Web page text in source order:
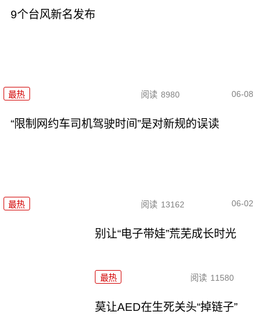
9个台风新名发布
最热 阅读 8980 06-08
“限制网约车司机驾驶时间”是对新规的误读
最热 阅读 13162 06-02
别让“电子带娃”荒芜成长时光
最热 阅读 11580
莫让AED在生死关头“掉链子”